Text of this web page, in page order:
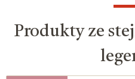
Produkty ze